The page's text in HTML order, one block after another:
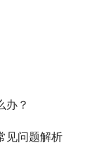
办？
见问题解析